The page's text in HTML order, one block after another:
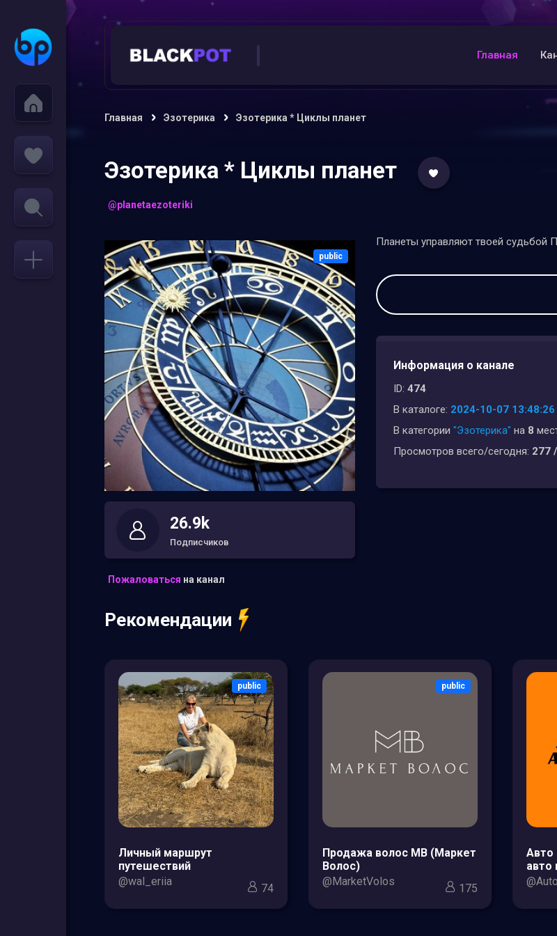
Главная
Главная Эзотерика Эзотерика * Циклы планет
Эзотерика * Циклы планет
@planetaezoteriki
public
26.9k
Подписчиков
Пожаловаться на канал
Планеты управляют твоей судьбой
Информация о канале
ID: 474
В каталоге: 2024-10-07 13:48:26
В категории "Эзотерика" на 8
Просмотров всего/сегодня: 277
Рекомендации
public
Личный маршрут
путешествий
@wal_eriia
74
public
Продажа волос МВ (Маркет
Волос)
@MarketVolos
175
Авто
авто